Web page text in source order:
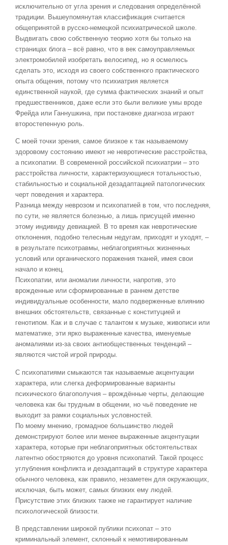
исключительно от угла зрения и следования определённой
традиции. Вышеупомянутая классификация считается
общепринятой в русско-немецкой психиатрической школе.
Выдвигать свою собственную теорию хотя бы только на
страницах блога – всё равно, что в век самоуправляемых
электромобилей изобретать велосипед, но я осмелюсь
сделать это, исходя из своего собственного практического
опыта общения, потому что психиатрия является
единственной наукой, где сумма фактических знаний и опыт
предшественников, даже если это были великие умы вроде
Фрейда или Ганнушкина, при постановке диагноза играют
второстепенную роль.
С моей точки зрения, самое близкое к так называемому
здоровому состоянию имеют не невротические расстройства,
а психопатии. В современной российской психиатрии – это
расстройства личности, характеризующиеся тотальностью,
стабильностью и социальной дезадаптацией патологических
черт поведения и характера.
Разница между неврозом и психопатией в том, что последняя,
по сути, не является болезнью, а лишь присущей именно
этому индивиду девиацией. В то время как невротические
отклонения, подобно телесным недугам, приходят и уходят, –
в результате психотравмы, неблагоприятных жизненных
условий или органического поражения тканей, имея свои
начало и конец.
Психопатии, или аномалии личности, напротив, это
врожденные или сформированные в раннем детстве
индивидуальные особенности, мало подверженные влиянию
внешних обстоятельств, связанные с конституцией и
генотипом. Как и в случае с талантом к музыке, живописи или
математике, эти ярко выраженные качества, именуемые
аномалиями из-за своих антиобщественных тенденций –
являются чистой игрой природы.
С психопатиями смыкаются так называемые акцентуации
характера, или слегка деформированные варианты
психического благополучия – врождённые черты, делающие
человека как бы трудным в общении, но чьё поведение не
выходит за рамки социальных условностей.
По моему мнению, громадное большинство людей
демонстрируют более или менее выраженные акцентуации
характера, которые при неблагоприятных обстоятельствах
латентно обостряются до уровня психопатий. Такой процесс
углубления конфликта и дезадаптаций в структуре характера
обычного человека, как правило, незаметен для окружающих,
исключая, быть может, самых близких ему людей.
Присутствие этих близких также не гарантирует наличие
психологической близости.
В представлении широкой публики психопат – это
криминальный элемент, склонный к немотивированным